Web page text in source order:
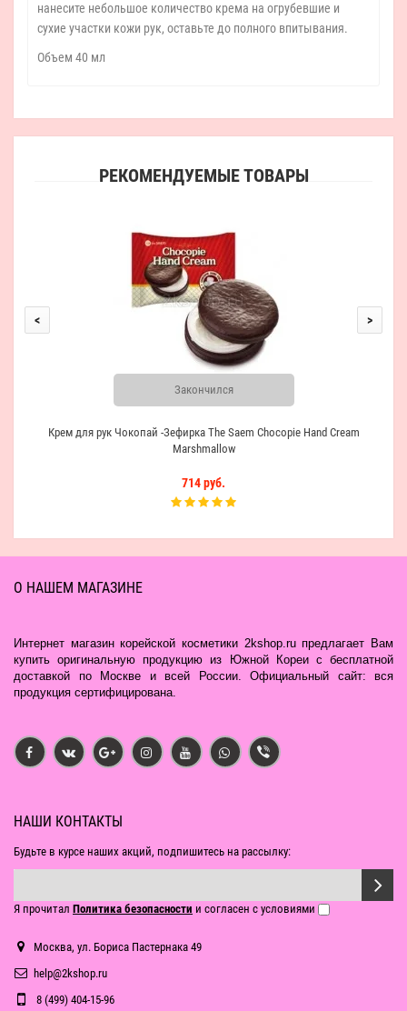
нанесите небольшое количество крема на огрубевшие и
сухие участки кожи рук, оставьте до полного впитывания.
Объем 40 мл
РЕКОМЕНДУЕМЫЕ ТОВАРЫ
Закончился
Крем для рук Чокопай -Зефирка The Saem Chocopie Hand Cream
Marshmallow
714 руб.
< >
О НАШЕМ МАГАЗИНЕ
Интернет магазин корейской косметики 2kshop.ru предлагает Вам
купить оригинальную продукцию из Южной Кореи с бесплатной
доставкой по Москве и всей России. Официальный сайт: вся
продукция сертифицирована.
НАШИ КОНТАКТЫ
Будьте в курсе наших акций, подпишитесь на рассылку:
Я прочитал Политика безопасности и согласен с условиями
Москва, ул. Бориса Пастернака 49
help@2kshop.ru
8 (499) 404-15-96